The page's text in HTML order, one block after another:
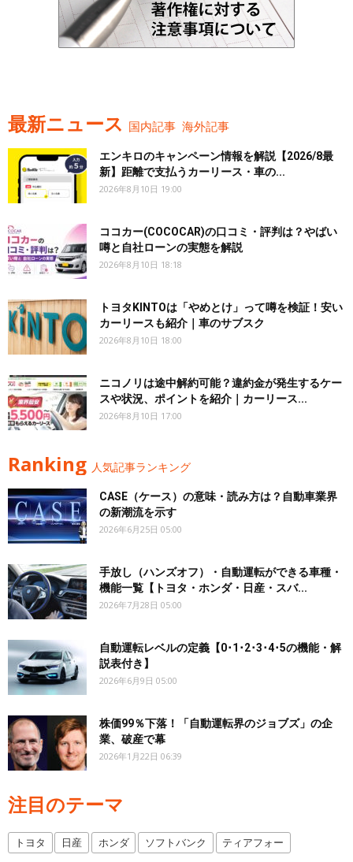
最新ニュース 国内記事 海外記事
エンキロのキャンペーン情報を解説【2026/8最
新】距離で支払うカーリース・車の...
2026年8月10日 19:00
ココカー(COCOCAR)の口コミ・評判は？やばい
噂と自社ローンの実態を解説
2026年8月10日 18:18
トヨタKINTOは「やめとけ」って噂を検証！安い
カーリースも紹介｜車のサブスク
2026年8月10日 18:00
ニコノリは途中解約可能？違約金が発生するケー
スや状況、ポイントを紹介｜カーリース...
2026年8月10日 17:00
Ranking 人気記事ランキング
CASE（ケース）の意味・読み方は？自動車業界
の新潮流を示す
2026年6月25日 05:00
手放し（ハンズオフ）・自動運転ができる車種・
機能一覧【トヨタ・ホンダ・日産・スバ...
2026年7月28日 05:00
自動運転レベルの定義【0･1･2･3･4･5の機能・解
説表付き】
2026年6月9日 05:00
株価99％下落！「自動運転界のジョブズ」の企
業、破産で幕
2026年1月22日 06:39
注目のテーマ
トヨタ 日産 ホンダ ソフトバンク ティアフォー